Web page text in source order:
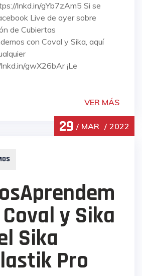
lnkd.in/gYb7zAm5 Si se
Live de ayer sobre
de Cubiertas
con Coval y Sika, aquí
gwX26bAr ¡Le
VER MÁS
29 MAR 2022
y Sika
Sika
Pro